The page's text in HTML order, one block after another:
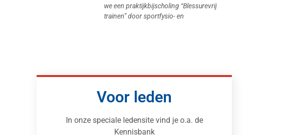
we een praktijkbijscholing “Blessurevrij
trainen” door sportfysio- en
Voor leden
In onze speciale ledensite vind je o.a. de
Kennisbank